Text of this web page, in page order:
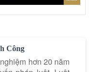
Công
hơn 20 năm